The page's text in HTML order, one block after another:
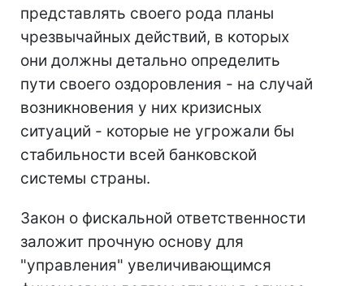
представлять своего рода планы
чрезвычайных действий, в которых
они должны детально определить
пути своего оздоровления - на случай
возникновения у них кризисных
ситуаций - которые не угрожали бы
стабильности всей банковской
системы страны.
Закон о фискальной ответственности
заложит прочную основу для
"управления" увеличивающимся